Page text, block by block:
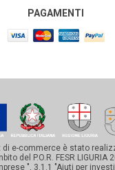
PAGAMENTI
e-commerce è stato
del P.O.R. FESR LIGURIA
", 3.1.1 "Aiuti per